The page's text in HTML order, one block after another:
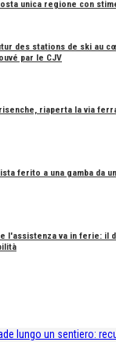
unica regione con
des stations de ski au
par le CJV
riaperta la via
ferito a una gamba da
l'assistenza va in ferie: il
lungo un sentiero: